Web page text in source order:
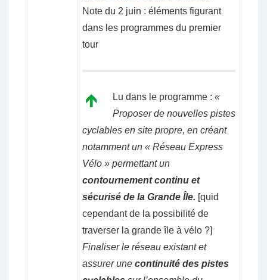
Note du 2 juin : éléments figurant
dans les programmes du premier
tour
Lu dans le programme : «
Proposer de nouvelles pistes
cyclables en site propre, en créant
notamment un « Réseau Express
Vélo » permettant un
contournement continu et
sécurisé de la Grande Île. [quid
cependant de la possibilité de
traverser la grande île à vélo ?]
Finaliser le réseau existant et
assurer une continuité des pistes